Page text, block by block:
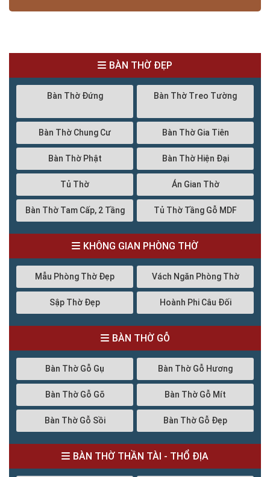
BÀN THỜ ĐẸP
Bàn Thờ Đứng Bàn Thờ Treo Tường
Bàn Thờ Chung Cư Bàn Thờ Gia Tiên
Bàn Thờ Phật Bàn Thờ Hiện Đại
Tủ Thờ Án Gian Thờ
Bàn Thờ Tam Cấp, 2 Tầng Tủ Thờ Tầng Gỗ MDF
KHÔNG GIAN PHÒNG THỜ
Mẫu Phòng Thờ Đẹp Vách Ngăn Phòng Thờ
Sập Thờ Đẹp Hoành Phi Câu Đối
BÀN THỜ GỖ
Bàn Thờ Gỗ Gụ Bàn Thờ Gỗ Hương
Bàn Thờ Gỗ Gõ Bàn Thờ Gỗ Mít
Bàn Thờ Gỗ Sồi Bàn Thờ Gỗ Đẹp
BÀN THỜ THẦN TÀI - THỔ ĐỊA